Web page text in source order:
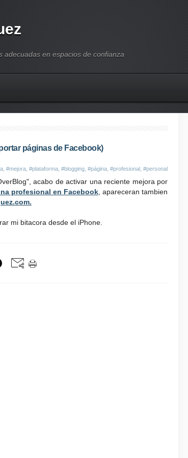
adecuadas en espacios de confianza
páginas de Facebook)
#mejora #plataforma #blogging #página #profesional #personal
acabo de activar una reciente mejora por
profesional en Facebook, apareceran tambien
mi bitacora desde el iPhone.